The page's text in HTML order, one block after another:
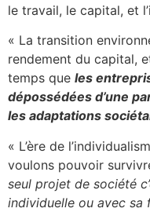
le travail, le capital, et
« La transition
rendement du capital,
temps que les
dépossédées d’une
les adaptations
« L’ère de
voulons pouvoir
seul projet de société
individuelle ou avec sa